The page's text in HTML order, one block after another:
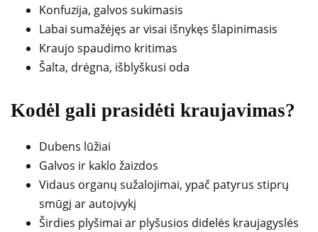
Konfuzija, galvos sukimasis
Labai sumažėjęs ar visai išnykęs šlapinimasis
Kraujo spaudimo kritimas
Šalta, drėgna, išblyškusi oda
Kodėl gali prasidėti kraujavimas?
Dubens lūžiai
Galvos ir kaklo žaizdos
Vidaus organų sužalojimai, ypač patyrus stiprų
smūgį ar autoįvykį
Širdies plyšimai ar plyšusios didelės kraujagyslės